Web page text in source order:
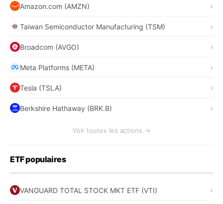
Amazon.com (AMZN)
Taiwan Semiconductor Manufacturing (TSM)
Broadcom (AVGO)
Meta Platforms (META)
Tesla (TSLA)
Berkshire Hathaway (BRK.B)
Voir toutes les actions →
ETF populaires
VANGUARD TOTAL STOCK MKT ETF (VTI)